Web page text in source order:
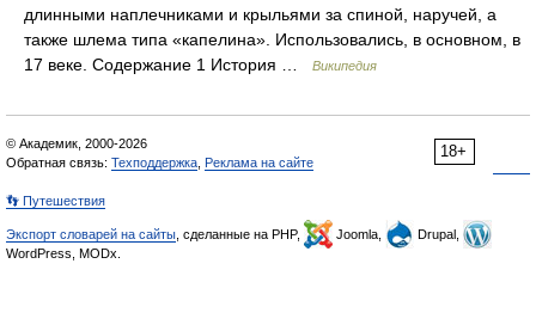
длинными наплечниками и крыльями за спиной, наручей, а
также шлема типа «капелина». Использовались, в основном, в
17 веке. Содержание 1 История …
Википедия
18+
© Академик, 2000-2026
Обратная связь: Техподдержка Реклама на сайте
👣 Путешествия
Экспорт словарей на сайты , сделанные на PHP, Joomla,
Drupal,
WordPress, MODx.